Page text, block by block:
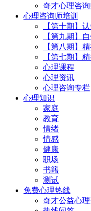
奇才心理咨
心理咨询师培训
【第十期】
【第九期】
【第八期】
【第七期】
心理课程
心理资讯
心理咨询专栏
心理知识
家庭
教育
情绪
情感
健康
职场
书籍
测试
免费心理热线
奇才公益心